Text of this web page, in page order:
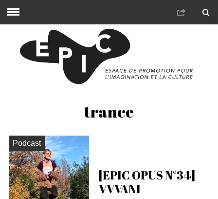
trance
Podcast
[EPIC OPUS N°34]
VVVANI